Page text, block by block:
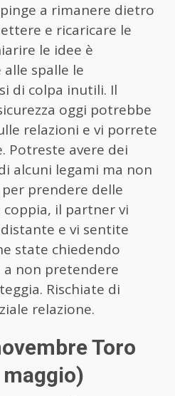
a rimanere dietro
e ricaricare le
le idee è
spalle le
di colpa inutili. Il
oggi potrebbe
relazioni e vi porrete
Potreste avere dei
alcuni legami ma non
prendere delle
coppia, il partner vi
e vi sentite
state chiedendo
a non pretendere
Rischiate di
relazione.
Toro